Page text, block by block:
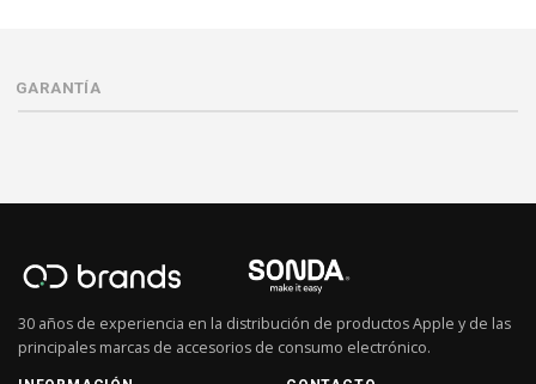
GARANTÍA
30 años de experiencia en la distribución de productos Apple y de las
principales marcas de accesorios de consumo electrónico.